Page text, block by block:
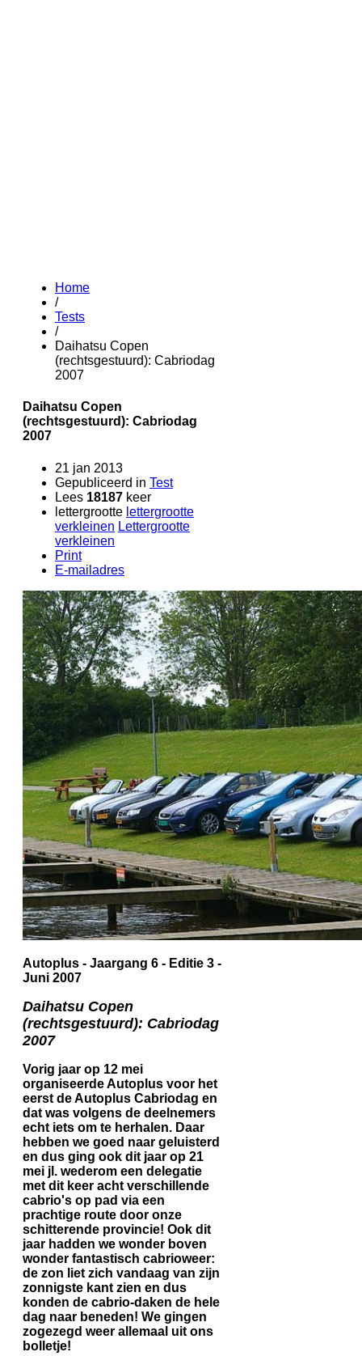
Home
/
Tests
/
Daihatsu Copen
(rechtsgestuurd): Cabriodag
2007
Daihatsu Copen
(rechtsgestuurd): Cabriodag
2007
21 jan 2013
Gepubliceerd in Test
Lees 18187 keer
lettergrootte lettergrootte
verkleinen Lettergrootte
verkleinen
Print
E-mailadres
Autoplus - Jaargang 6 - Editie 3 -
Juni 2007
Daihatsu Copen
(rechtsgestuurd): Cabriodag
2007
Vorig jaar op 12 mei
organiseerde Autoplus voor het
eerst de Autoplus Cabriodag en
dat was volgens de deelnemers
echt iets om te herhalen. Daar
hebben we goed naar geluisterd
en dus ging ook dit jaar op 21
mei jl. wederom een delegatie
met dit keer acht verschillende
cabrio's op pad via een
prachtige route door onze
schitterende provincie! Ook dit
jaar hadden we wonder boven
wonder fantastisch cabrioweer:
de zon liet zich vandaag van zijn
zonnigste kant zien en dus
konden de cabrio-daken de hele
dag naar beneden! We gingen
zogezegd weer allemaal uit ons
bolletje!